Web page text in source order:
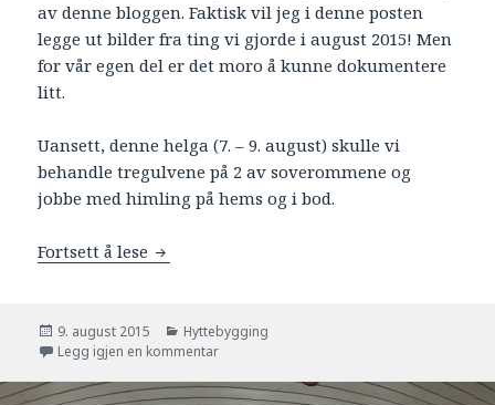
av denne bloggen. Faktisk vil jeg i denne posten
legge ut bilder fra ting vi gjorde i august 2015! Men
for vår egen del er det moro å kunne dokumentere
litt.
Uansett, denne helga (7. – 9. august) skulle vi
behandle tregulvene på 2 av soverommene og
jobbe med himling på hems og i bod.
Fortsett å lese Luting av gulv, takpanel på hems, bod og
Publisert
9. august 2015 Kategorier
Hyttebygging
Legg igjen en kommentar